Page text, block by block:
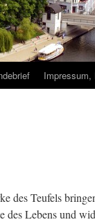
Impressum,
des Teufels
des Lebens und